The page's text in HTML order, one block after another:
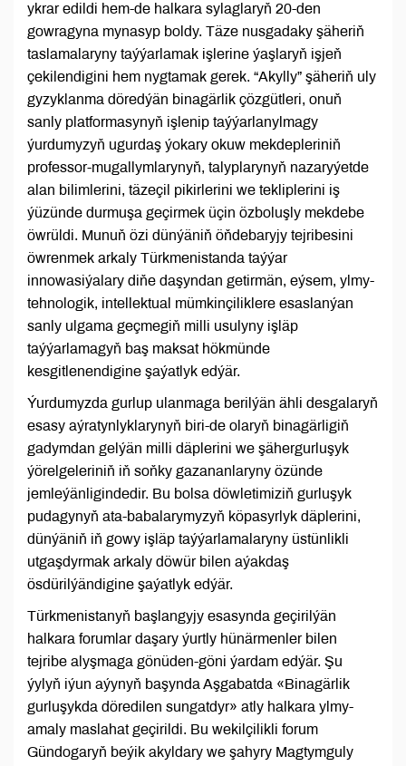
ykrar edildi hem-de halkara sylaglaryň 20-den
gowragyna mynasyp boldy. Täze nusgadaky şäheriň
taslamalaryny taýýarlamak işlerine ýaşlaryň işjeň
çekilendigini hem nygtamak gerek. “Akylly” şäheriň uly
gyzyklanma döredýän binagärlik çözgütleri, onuň
sanly platformasynyň işlenip taýýarlanylmagy
ýurdumyzyň ugurdaş ýokary okuw mekdepleriniň
professor-mugallymlarynyň, talyplarynyň nazaryýetde
alan bilimlerini, täzeçil pikirlerini we tekliplerini iş
ýüzünde durmuşa geçirmek üçin özboluşly mekdebe
öwrüldi. Munuň özi dünýäniň öňdebaryjy tejribesini
öwrenmek arkaly Türkmenistanda taýýar
innowasiýalary diňe daşyndan getirmän, eýsem, ylmy-
tehnologik, intellektual mümkinçiliklere esaslanýan
sanly ulgama geçmegiň milli usulyny işläp
taýýarlamagyň baş maksat hökmünde
kesgitlenendigine şaýatlyk edýär.
Ýurdumyzda gurlup ulanmaga berilýän ähli desgalaryň
esasy aýratynlyklarynyň biri-de olaryň binagärligiň
gadymdan gelýän milli däplerini we şähergurluşyk
ýörelgeleriniň iň soňky gazananlaryny özünde
jemleýänligindedir. Bu bolsa döwletimiziň gurluşyk
pudagynyň ata-babalarymyzyň köpasyrlyk däplerini,
dünýäniň iň gowy işläp taýýarlamalaryny üstünlikli
utgaşdyrmak arkaly döwür bilen aýakdaş
ösdürilýändigine şaýatlyk edýär.
Türkmenistanyň başlangyjy esasynda geçirilýän
halkara forumlar daşary ýurtly hünärmenler bilen
tejribe alyşmaga gönüden-göni ýardam edýär. Şu
ýylyň iýun aýynyň başynda Aşgabatda «Binagärlik
gurluşykda döredilen sungatdyr» atly halkara ylmy-
amaly maslahat geçirildi. Bu wekilçilikli forum
Gündogaryň beýik akyldary we şahyry Magtymguly